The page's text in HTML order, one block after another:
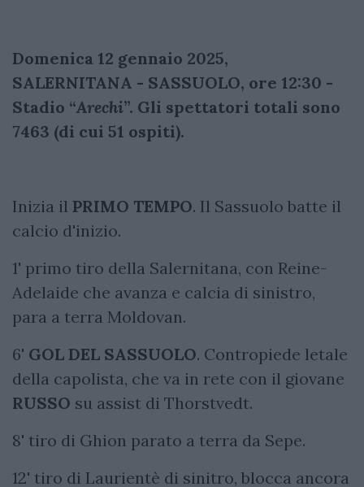
Domenica 12 gennaio 2025,
SALERNITANA - SASSUOLO, ore 12:30 -
Stadio “Arechi”. Gli spettatori totali sono
7463 (di cui 51 ospiti).
Inizia il PRIMO TEMPO. Il Sassuolo batte il
calcio d'inizio.
1' primo tiro della Salernitana, con Reine-
Adelaide che avanza e calcia di sinistro,
para a terra Moldovan.
6' GOL DEL SASSUOLO. Contropiede letale
della capolista, che va in rete con il giovane
RUSSO su assist di Thorstvedt.
8' tiro di Ghion parato a terra da Sepe.
12' tiro di Laurientè di sinitro, blocca ancora